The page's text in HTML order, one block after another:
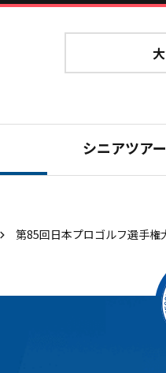
シニアツアー
第85回日本プロゴルフ選手権